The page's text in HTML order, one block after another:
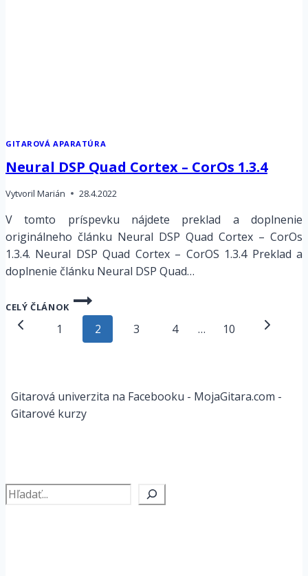
GITAROVÁ APARATÚRA
Neural DSP Quad Cortex – CorOs 1.3.4
Vytvoril Marián 28.4.2022
V tomto príspevku nájdete preklad a doplnenie
originálneho článku Neural DSP Quad Cortex – CorOs
1.3.4. Neural DSP Quad Cortex – CorOS 1.3.4 Preklad a
doplnenie článku Neural DSP Quad…
CELÝ ČLÁNOK
NEURAL
QUAD
CORTEX
Page
navigation
Predchádzajúca
1 2 3 4 … 10
Ďalšia
Gitarová univerzita na Facebooku - MojaGitara.com -
Gitarové kurzy
Hľadať